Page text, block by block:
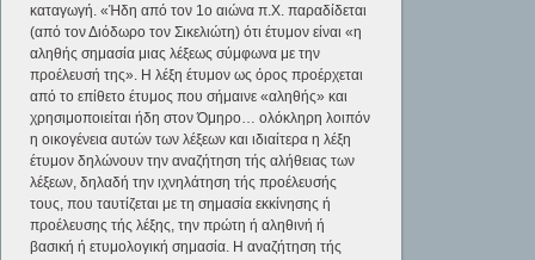
καταγωγή. «Ήδη από τον 1ο αιώνα π.Χ. παραδίδεται
(από τον Διόδωρο τον Σικελιώτη) ότι έτυμον είναι «η
αληθής σημασία μιας λέξεως σύμφωνα με την
προέλευσή της». Η λέξη έτυμον ως όρος προέρχεται
από το επίθετο έτυμος που σήμαινε «αληθής» και
χρησιμοποιείται ήδη στον Όμηρο… ολόκληρη λοιπόν
η οικογένεια αυτών των λέξεων και ιδιαίτερα η λέξη
έτυμον δηλώνουν την αναζήτηση τής αλήθειας των
λέξεων, δηλαδή την ιχνηλάτηση τής προέλευσής
τους, που ταυτίζεται με τη σημασία εκκίνησης ή
προέλευσης τής λέξης, την πρώτη ή αληθινή ή
βασική ή ετυμολογική σημασία. Η αναζήτηση τής